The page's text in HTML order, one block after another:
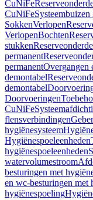
CuNiFe
CuNiFeSysteembuizen
SokkenVerlopen
VerlopenBochten
stukken
permanent
permanentOvergangen
demontabel
demontabel
Doorvoeringen
CuNiFe
flensverbindingen
hygiënesysteem
Hygiënespoeleenheden
hygiënespoeleenheden
watervolumestroom
besturingen met
en wc-besturingen met
hygiënespoeling